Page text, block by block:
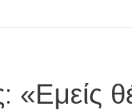
«Εμείς